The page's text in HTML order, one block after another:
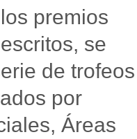
premios
se
de trofeos
por
Áreas